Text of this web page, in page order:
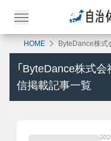
HOME ByteDance株式
「 ByteDance株式会
信掲載記事一覧